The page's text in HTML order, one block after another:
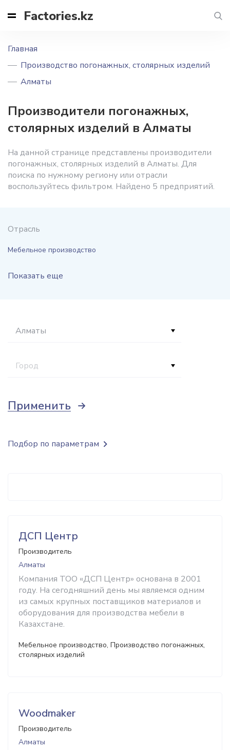
Factories.kz
Главная
Производство погонажных, столярных изделий
Алматы
Производители погонажных,
столярных изделий в Алматы
На данной странице представлены производители
погонажных, столярных изделий в Алматы. Для
поиска по нужному региону или отрасли
воспользуйтесь фильтром. Найдено 5 предприятий.
Отрасль
Мебельное производство
Показать еще
Алматы
Город
Применить
ДСП Центр
Производитель
Алматы
Компания ТОО «ДСП Центр» основана в 2001
году. На сегодняшний день мы являемся одним
из самых крупных поставщиков материалов и
оборудования для производства мебели в
Казахстане.
Мебельное производство, Производство погонажных,
столярных изделий
Woodmaker
Производитель
Алматы
Подбор по параметрам